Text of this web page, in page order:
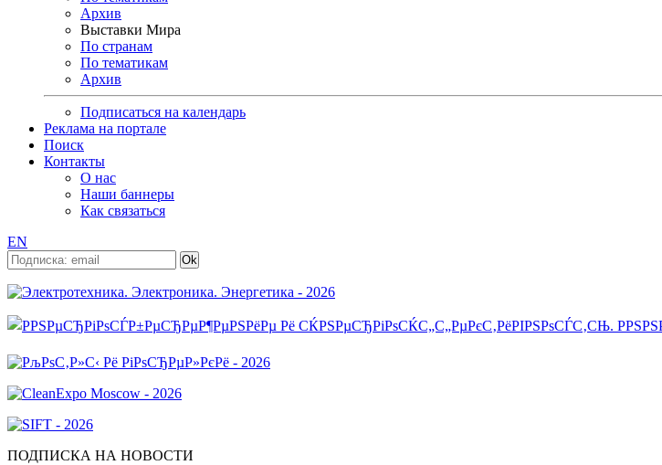
Архив
Выставки Мира
По странам
По тематикам
Архив
Подписаться на календарь
Реклама на портале
Поиск
Контакты
О нас
Наши баннеры
Как связаться
EN
ПОДПИСКА НА НОВОСТИ